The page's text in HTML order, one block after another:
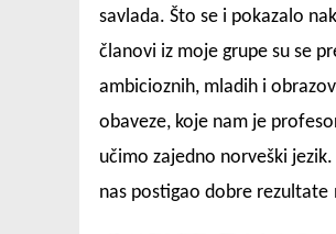
savlada. Što se i pokazalo
članovi iz moje grupe su se
ambicioznih, mladih i
obaveze, koje nam je
učimo zajedno norveški
nas postigao dobre rezultate